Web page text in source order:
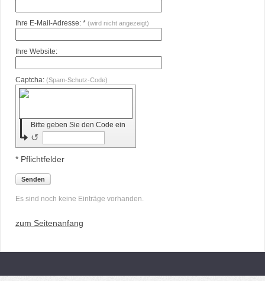
Ihre E-Mail-Adresse: * (wird nicht angezeigt)
Ihre Website:
Captcha: (Spam-Schutz-Code)
Bitte geben Sie den Code ein
↺
* Pflichtfelder
Senden
Es sind noch keine Einträge vorhanden.
zum Seitenanfang